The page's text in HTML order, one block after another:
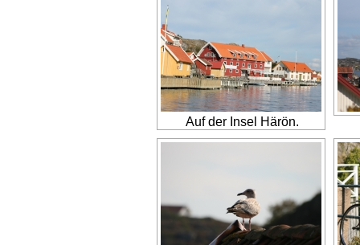
Auf der Insel Härön.